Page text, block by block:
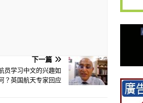
下一篇
员学习中文的兴趣如
？英国航天专家回应